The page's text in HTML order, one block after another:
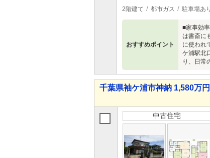
2階建て 都市ガス 駐車場あり
おすすめポイント
■家事効
は書斎に
に使わ
ケ浦駅北
り、日常
千葉県袖ケ浦市神納 1,580万
中古住宅